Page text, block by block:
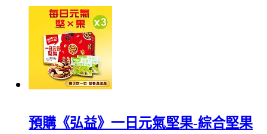
預購《弘益》一日元氣堅果-綜合堅果